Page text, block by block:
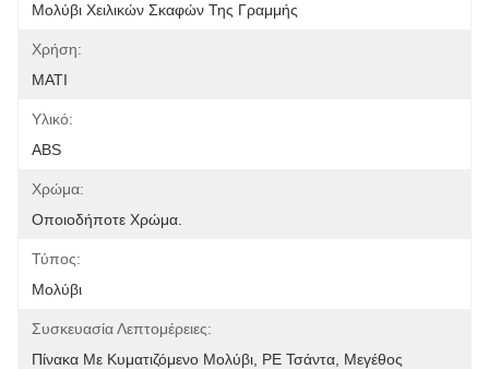
Μολύβι Χειλικών Σκαφών Της Γραμμής
Χρήση:
ΜΑΤΙ
Υλικό:
ABS
Χρώμα:
Οποιοδήποτε Χρώμα.
Τύπος:
Μολύβι
Συσκευασία Λεπτομέρειες:
Πίνακα Με Κυματιζόμενο Μολύβι, PE Τσάντα, Μεγέθος